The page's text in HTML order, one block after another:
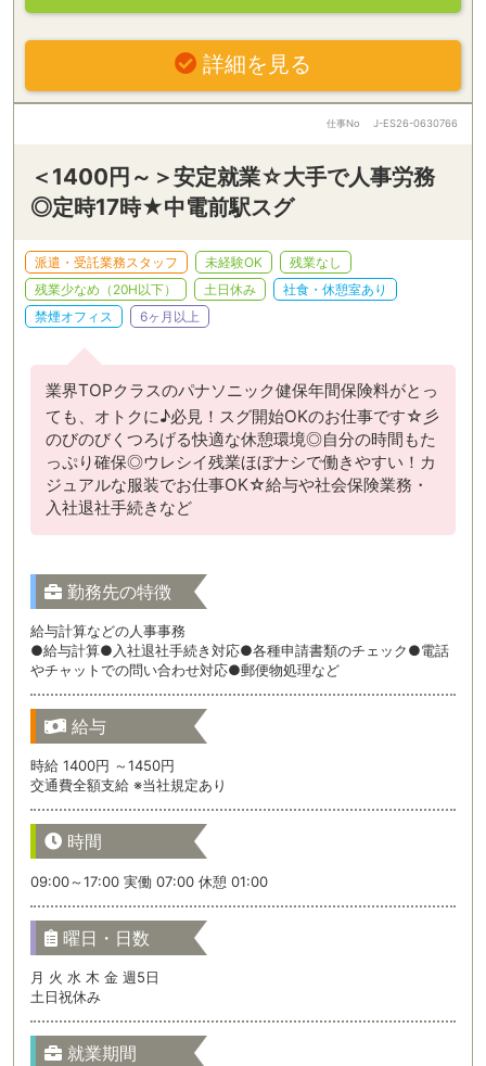
詳細を見る
仕事No J-ES26-0630766
＜1400円～＞安定就業☆大手で人事労務
◎定時17時★中電前駅スグ
派遣・受託業務スタッフ 未経験OK
残業なし
残業少なめ（20H以下）
土日休み
社食・休憩室あり
禁煙オフィス
6ヶ月以上
業界TOPクラスのパナソニック健保年間保険料がとっ
ても、オトクに♪必見！スグ開始OKのお仕事です☆彡
のびのびくつろげる快適な休憩環境◎自分の時間もた
っぷり確保◎ウレシイ残業ほぼナシで働きやすい！カ
ジュアルな服装でお仕事OK☆給与や社会保険業務・
入社退社手続きなど
勤務先の特徴
給与計算などの人事事務
●給与計算●入社退社手続き対応●各種申請書類のチェック●電話
やチャットでの問い合わせ対応●郵便物処理など
給与
時給 1400円 ～1450円
交通費全額支給 ※当社規定あり
時間
09:00～17:00 実働 07:00 休憩 01:00
曜日・日数
月 火 水 木 金 週5日
土日祝休み
就業期間